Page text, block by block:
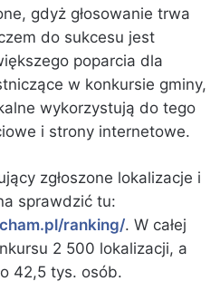
gdyż głosowanie trwa
do sukcesu jest
poparcia dla
w konkursie gminy,
wykorzystują do tego
i strony internetowe.
zgłoszone lokalizacje i
sprawdzić tu:
ranking/. W całej
2 500 lokalizacji, a
42,5 tys. osób.